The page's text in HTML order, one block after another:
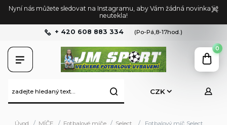
Nyní nás můžete sledovat na Instagramu, aby Vám žádná novinka již
neutekla!
CZK
+ 420 608 883 334 (Po-Pá,8-17hod.)
0
Úvod MÍČE Fotbalové míče Select
Fotbalový míč Select